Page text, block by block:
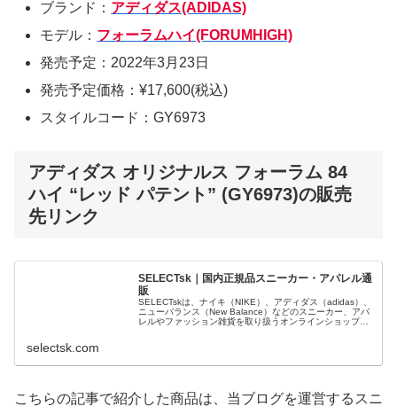
ブランド： アディダス(ADIDAS)
モデル： フォーラムハイ(FORUMHIGH)
発売予定：2022年3月23日
発売予定価格：¥17,600(税込)
スタイルコード：GY6973
アディダス オリジナルス フォーラム 84
ハイ “レッド パテント” (GY6973)の販売
先リンク
SELECTsk｜国内正規品スニーカー・アパレル通
販
SELECTskは、ナイキ（NIKE）、アディダス（adidas）、
ニューバランス（New Balance）などのスニーカー、アパ
レルやファッション雑貨を取り扱うオンラインショップで
selectsk.com
こちらの記事で紹介した商品は、当ブログを運営するスニ